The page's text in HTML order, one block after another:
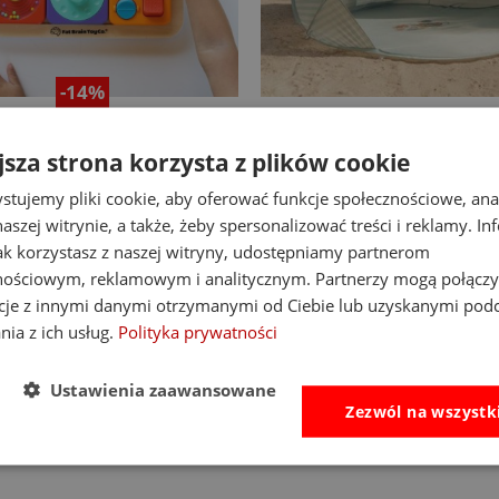
-14%
PlayTab
138,00 zł
Cena regularna:160,00 zł
Najniższa cena:160,00 zł
do koszyka
up z powłoką UV40 Fresh
255,00 zł
Cena regularna:339,00 zł
Najniższa cena:
do koszyka
strona korzysta z plików cookie
pliki cookie, aby oferować funkcje społecznościowe,
witrynie, a także, żeby spersonalizować treści i reklamy.
korzystasz z naszej witryny, udostępniamy partnerom
reklamowym i analitycznym. Partnerzy mogą
z innymi danymi otrzymanymi od Ciebie lub uzyskanymi
z ich usług. Polityka prywatności
Zezwól na
Ustawienia zaawansowane